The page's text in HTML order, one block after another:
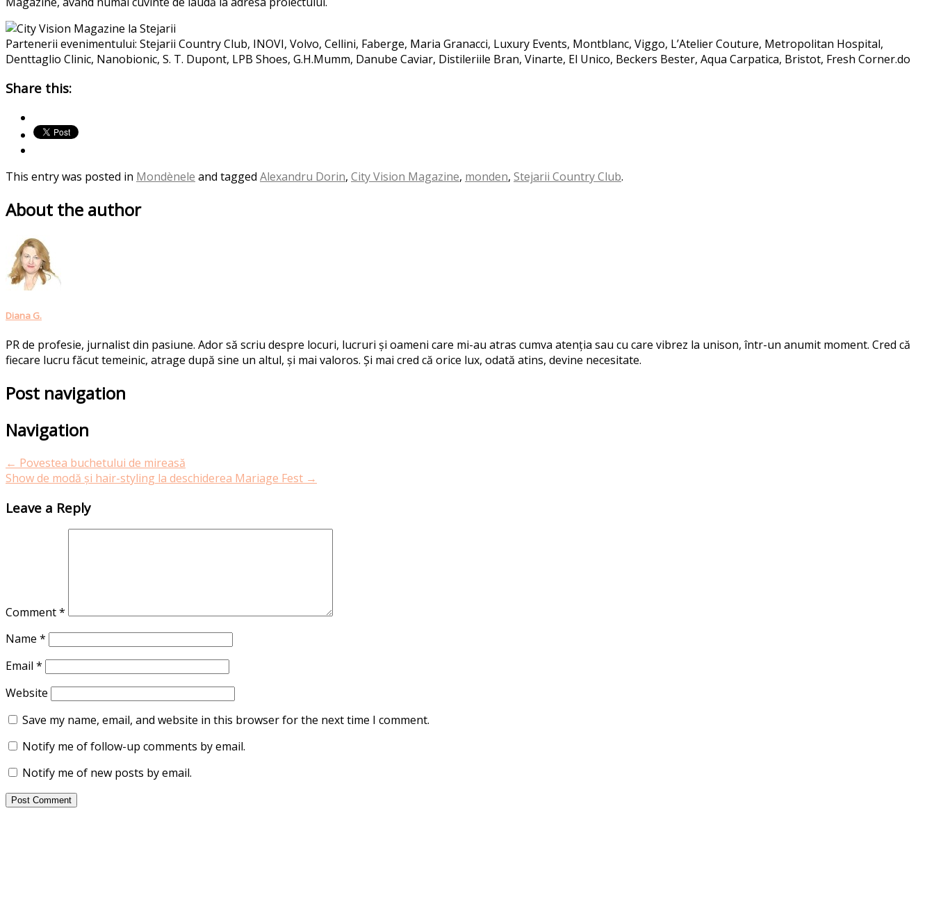
Partenerii evenimentului: Stejarii Country Club, INOVI, Volvo, Cellini, Faberge, Maria Granacci, Luxury Events, Montblanc, Viggo, L’Atelier Couture, Metropolitan Hospital,
Denttaglio Clinic, Nanobionic, S. T. Dupont, LPB Shoes, G.H.Mumm, Danube Caviar, Distileriile Bran, Vinarte, El Unico, Beckers Bester, Aqua Carpatica, Bristot, Fresh Corner.do
Share this:
This entry was posted in Mondènele and tagged Alexandru Dorin, City Vision Magazine, monden, Stejarii Country Club.
About the author
Diana G.
PR de profesie, jurnalist din pasiune. Ador să scriu despre locuri, lucruri și oameni care mi-au atras cumva atenția sau cu care vibrez la unison, într-un anumit moment. Cred că
fiecare lucru făcut temeinic, atrage după sine un altul, și mai valoros. Și mai cred că orice lux, odată atins, devine necesitate.
Post navigation
Navigation
← Povestea buchetului de mireasă
Show de modă și hair-styling la deschiderea Mariage Fest →
Leave a Reply
Comment*
Name *
Email *
Website
Save my name, email, and website in this browser for the next time I comment.
Notify me of follow-up comments by email.
Notify me of new posts by email.